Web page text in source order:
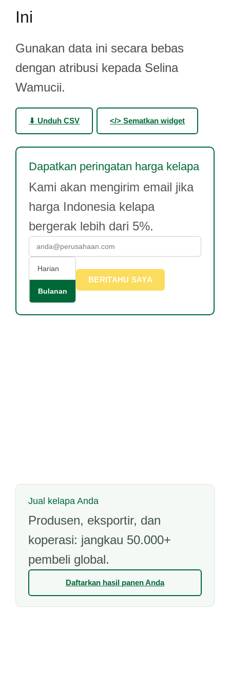
Ini
Gunakan data ini secara bebas
dengan atribusi kepada Selina
Wamucii.
⬇ Unduh CSV </> Sematkan widget
Dapatkan peringatan harga kelapa
Kami akan mengirim email jika
harga Indonesia kelapa
bergerak lebih dari 5%.
Harian
Bulanan
BERITAHU SAYA
Jual kelapa Anda
Produsen, eksportir, dan
koperasi: jangkau 50.000+
pembeli global.
Daftarkan hasil panen Anda